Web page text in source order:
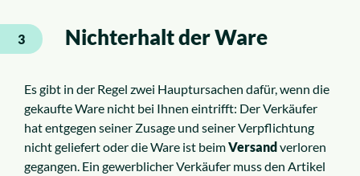
3 Nichterhalt der Ware
Es gibt in der Regel zwei Hauptursachen dafür, wenn die
gekaufte Ware nicht bei Ihnen eintrifft: Der Verkäufer
hat entgegen seiner Zusage und seiner Verpflichtung
nicht geliefert oder die Ware ist beimVersandverloren
gegangen. Ein gewerblicher Verkäufer muss den Artikel